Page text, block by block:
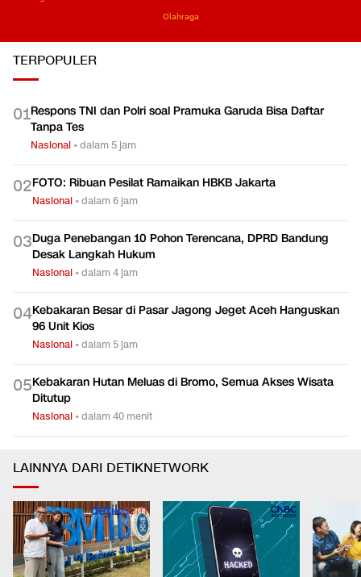
Olahraga
TERPOPULER
01Respons TNI dan Polri soal Pramuka Garuda Bisa Daftar
Tanpa Tes
Nasional •dalam 5 jam
02FOTO: Ribuan Pesilat Ramaikan HBKB Jakarta
Nasional •dalam 6 jam
03Duga Penebangan 10 Pohon Terencana, DPRD Bandung
Desak Langkah Hukum
Nasional •dalam 4 jam
04Kebakaran Besar di Pasar Jagong Jeget Aceh Hanguskan
96 Unit Kios
Nasional •dalam 5 jam
05Kebakaran Hutan Meluas di Bromo, Semua Akses Wisata
Ditutup
Nasional •dalam 40 menit
LAINNYA DARI DETIKNETWORK